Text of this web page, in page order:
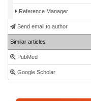
Reference Manager
Send email to author
Similar articles
PubMed
Google Scholar